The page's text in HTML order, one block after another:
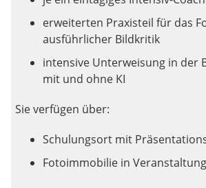
erweiterten Praxisteil für das
ausführlicher Bildkritik
intensive Unterweisung in der
mit und ohne KI
Sie verfügen über:
Schulungsort mit
Fotoimmobilie in